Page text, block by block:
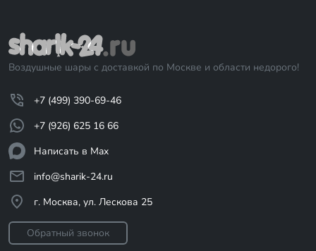
Воздушные шары с доставкой по Москве и области недорого!
+7 (499) 390-69-46
+7 (926) 625 16 66
Написать в Max
info@sharik-24.ru
г. Москва, ул. Лескова 25
Обратный звонок